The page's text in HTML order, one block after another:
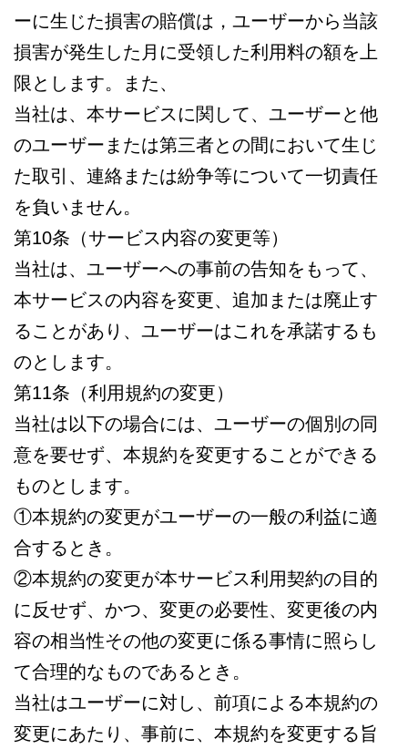
ーに生じた損害の賠償は，ユーザーから当該
損害が発生した月に受領した利用料の額を上
限とします。また、
当社は、本サービスに関して、ユーザーと他
のユーザーまたは第三者との間において生じ
た取引、連絡または紛争等について一切責任
を負いません。
第10条（サービス内容の変更等）
当社は、ユーザーへの事前の告知をもって、
本サービスの内容を変更、追加または廃止す
ることがあり、ユーザーはこれを承諾するも
のとします。
第11条（利用規約の変更）
当社は以下の場合には、ユーザーの個別の同
意を要せず、本規約を変更することができる
ものとします。
①本規約の変更がユーザーの一般の利益に適
合するとき。
②本規約の変更が本サービス利用契約の目的
に反せず、かつ、変更の必要性、変更後の内
容の相当性その他の変更に係る事情に照らし
て合理的なものであるとき。
当社はユーザーに対し、前項による本規約の
変更にあたり、事前に、本規約を変更する旨